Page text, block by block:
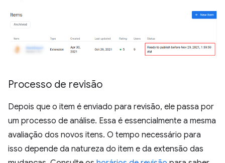
Processo de revisão
Depois que o item é enviado para revisão, ele passa por
um processo de análise. Essa é essencialmente a mesma
avaliação dos novos itens. O tempo necessário para
isso depende da natureza do item e da extensão das